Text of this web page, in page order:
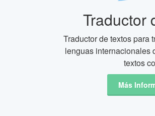
Traductor
Traductor de textos para
lenguas internacionales
textos
Más